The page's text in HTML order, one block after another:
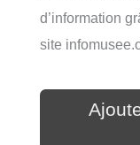
d’information
site